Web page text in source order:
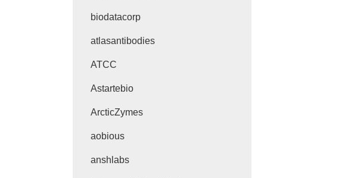
biodatacorp
atlasantibodies
ATCC
Astartebio
ArcticZymes
aobious
anshlabs